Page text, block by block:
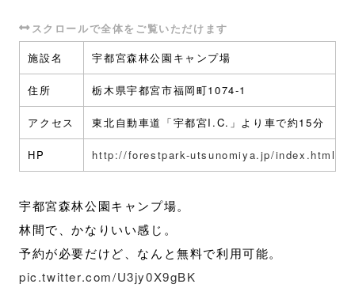
施設名 宇都宮森林公園キャンプ場
住所 栃木県宇都宮市福岡町1074-1
アクセス 東北自動車道「宇都宮I.C.」より車で約15分
HP http://forestpark-utsunomiya.jp/index.html
宇都宮森林公園キャンプ場。
林間で、かなりいい感じ。
予約が必要だけど、なんと無料で利用可能。
pic.twitter.com/U3jy0X9gBK